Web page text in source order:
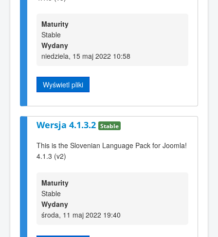
Maturity
Stable
Wydany
niedziela, 15 maj 2022 10:58
Wyświetl pliki
Wersja 4.1.3.2 Stable
This is the Slovenian Language Pack for Joomla!
4.1.3 (v2)
Maturity
Stable
Wydany
środa, 11 maj 2022 19:40